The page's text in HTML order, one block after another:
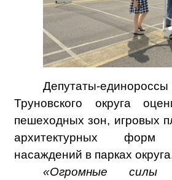
Депутаты-
Труновского округа
пешеходных зон, игровых
архитектурных
насаждений в парках
«Огромные